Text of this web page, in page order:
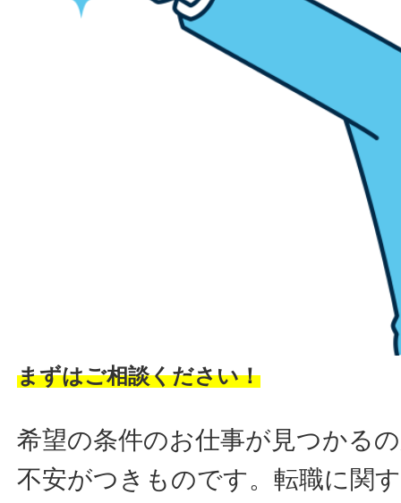
まずはご相談ください！
希望の条件のお仕事が見つかる
不安がつきものです。転職に関